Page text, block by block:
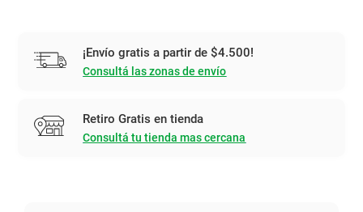
¡Envío gratis a partir de $4.500!
Consultá las zonas de envío
Retiro Gratis en tienda
Consultá tu tienda mas cercana